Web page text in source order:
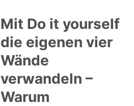
Mit Do it yourself
die eigenen vier
Wände
verwandeln –
Warum